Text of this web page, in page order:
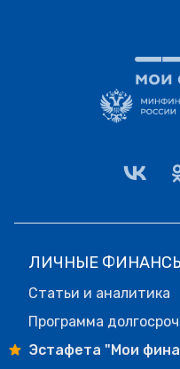
ЛИЧНЫЕ
Статьи и аналитика
Программа
Эстафета "Мои